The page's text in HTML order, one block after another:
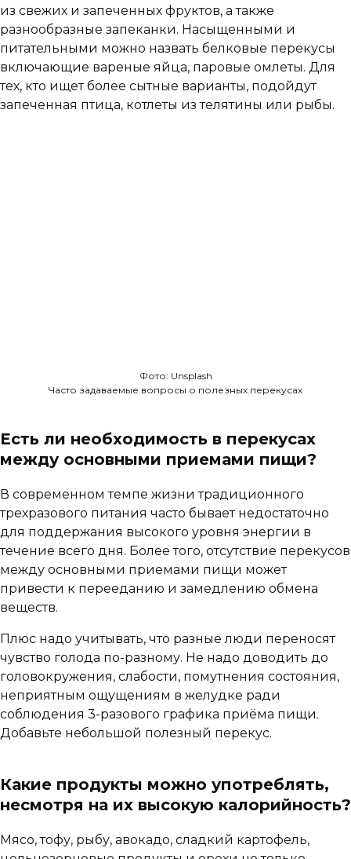
из свежих и запеченных фруктов, а также
разнообразные запеканки. Насыщенными и
питательными можно назвать белковые перекусы
включающие вареные яйца, паровые омлеты. Для
тех, кто ищет более сытные варианты, подойдут
запеченная птица, котлеты из телятины или рыбы.
Фото: Unsplash
Часто задаваемые вопросы о полезных перекусах
Есть ли необходимость в перекусах
между основными приемами пищи?
В современном темпе жизни традиционного
трехразового питания часто бывает недостаточно
для поддержания высокого уровня энергии в
течение всего дня. Более того, отсутствие перекусов
между основными приемами пищи может
привести к перееданию и замедлению обмена
веществ.
Плюс надо учитывать, что разные люди переносят
чувство голода по-разному. Не надо доводить до
головокружения, слабости, помутнения состояния,
неприятным ощущениям в желудке ради
соблюдения 3-разового графика приёма пищи.
Добавьте небольшой полезный перекус.
Какие продукты можно употреблять,
несмотря на их высокую калорийность?
Мясо, тофу, рыбу, авокадо, сладкий картофель,